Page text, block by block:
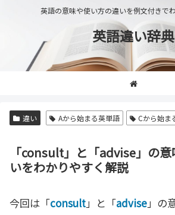
英語の意味や使い方の違いを例文付きで
英語違い辞典
違い Aから始まる英単語 Cから始ま
「consult」と「advise」の
いをわかりやすく解説
今回は「consult」と「advise」の